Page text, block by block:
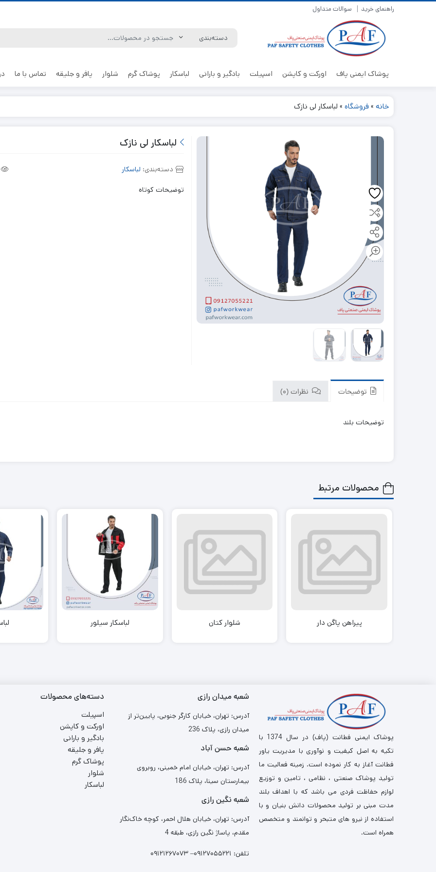
راهنمای خرید سوالات متداول
پوشاک ایمنی پاف اورکت و کاپشن اسپیلت بادگیر و بارانی لباسکار پوشاک گرم شلوار پافر و جلیقه تماس با ما
خانه »فروشگاه » لباسکار لی نازک
لباسکار لی نازک
دسته‌بندی: لباسکار
توضیحات کوتاه
توضیحات نظرات (0)
توضیحات بلند
محصولات مرتبط
پیراهن پاگن دار شلوار کتان لباسکار سیلور
پوشاک ایمنی فطانت (پاف) در سال 1374 با
تکیه به اصل کیفیت و نوآوری با مدیریت یاور
فطانت آغاز به کار نموده است. زمینه فعالیت ما
تولید پوشاک صنعتی ، نظامی ، تامین و توزیع
لوازم حفاظت فردی می باشد که با اهداف بلند
مدت مبنی بر تولید محصولات دانش بنیان و با
استفاده از نیرو های متبحر و توانمند و متخصص
همراه است.
شعبه میدان رازی
آدرس: تهران، خیابان کارگر جنوبی، پایین‌تر از
میدان رازی، پلاک 236
شعبه حسن آباد
آدرس: تهران، خیابان امام خمینی، روبروی
بیمارستان سینا، پلاک 186
شعبه نگین رازی
آدرس: تهران، خیابان هلال احمر، کوچه خاک‌نگار
مقدم، پاساژ نگین رازی، طبقه 4
تلفن: ۰۹۱۲۷۰۵۵۲۲۱–۰۹۱۲۱۲۶۷۰۷۳
دسته‌های محصولات
اسپیلت
اورکت و کاپشن
بادگیر و بارانی
پافر و جلیقه
پوشاک گرم
شلوار
لباسکار